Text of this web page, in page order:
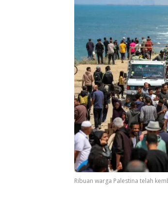
Ribuan warga Palestina telah